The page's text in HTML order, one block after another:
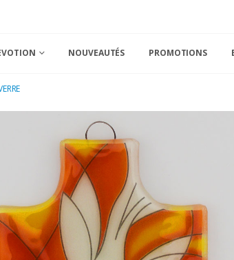
NOUVEAUTÉS PROMOTIONS